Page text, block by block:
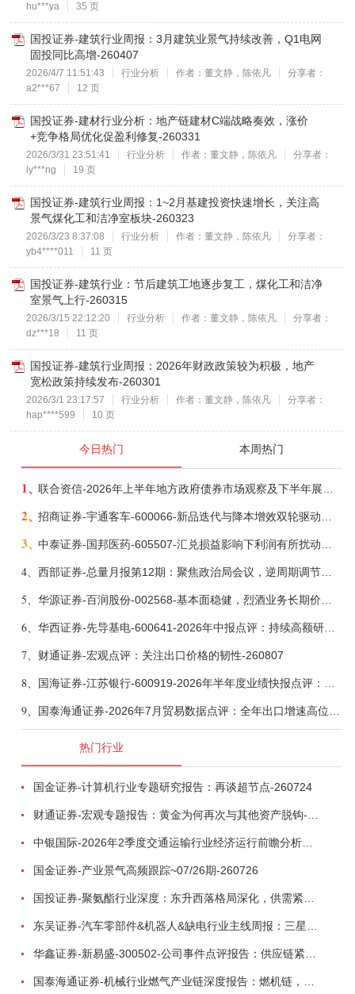
hu***ya
35 页
国投证券-建筑行业周报：3月建筑业景气持续改善，Q1电网
固投同比高增-260407
2026/4/7 11:51:43 行业分析 作者：董文静，陈依凡
分享者：
a2***67
12 页
国投证券-建材行业分析：地产链建材C端战略奏效，涨价
+竞争格局优化促盈利修复-260331
2026/3/31 23:51:41 行业分析 作者：董文静，陈依凡
分享者：
ly***ng
19 页
国投证券-建筑行业周报：1~2月基建投资快速增长，关注高
景气煤化工和洁净室板块-260323
2026/3/23 8:37:08 行业分析 作者：董文静，陈依凡
分享者：
yb4****011
11 页
国投证券-建筑行业：节后建筑工地逐步复工，煤化工和洁净
室景气上行-260315
2026/3/15 22:12:20 行业分析 作者：董文静，陈依凡
分享者：
dz***18
11 页
国投证券-建筑行业周报：2026年财政政策较为积极，地产
宽松政策持续发布-260301
2026/3/1 23:17:57 行业分析 作者：董文静，陈依凡
分享者：
hap****599
10 页
今日热门 本周热门
1、
2、
3、
4、 西部证券-总量月报第12期：聚焦政治局会议，逆周期调节加力，增量政策可期-260806
5、
6、 华西证券-先导基电-600641-2026年中报点评：持续高额研发投入，离子注入机、半导体材料加速突破-260802
7、 财通证券-宏观点评：关注出口价格的韧性-260807
8、
9、
热门行业
国金证券-计算机行业专题研究报告：再谈超节点-260724
中银国际-2026年2季度交通运输行业经济运行前瞻分析：地缘冲突致航运和航空景气度分化，交通基础设施板块总体呈现稳健特征-260724
国金证券-产业景气高频跟踪~07/26期-260726